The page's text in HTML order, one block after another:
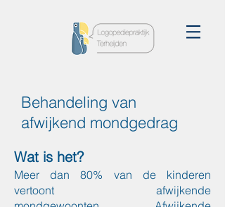
Behandeling van
afwijkend mondgedrag
Wat is het?
Meer dan 80% van de kinderen
vertoont afwijkende